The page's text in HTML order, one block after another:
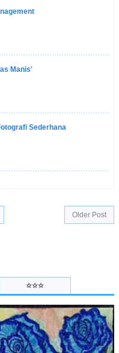
Manis'
Sederhana
Older Post
☆☆☆